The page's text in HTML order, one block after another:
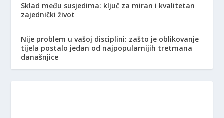
Sklad među susjedima: ključ za miran i kvalitetan
zajednički život
Nije problem u vašoj disciplini: zašto je oblikovanje
tijela postalo jedan od najpopularnijih tretmana
današnjice